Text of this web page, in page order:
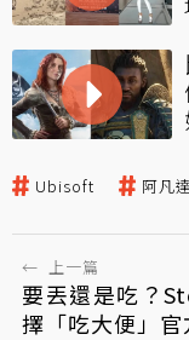
Ubisoft 阿凡達
← 上一篇
要丟還是吃？
擇「吃大便」